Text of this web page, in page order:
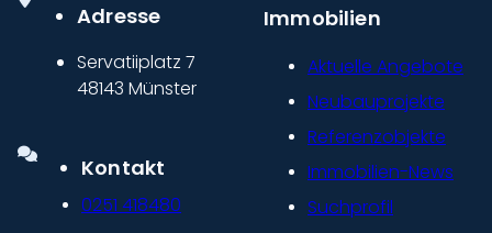
Adresse
Servatiiplatz 7
48143 Münster
Kontakt
0251 418480
Immobilien
Aktuelle Angebote
Neubauprojekte
Referenzobjekte
Immobilien-News
Suchprofil